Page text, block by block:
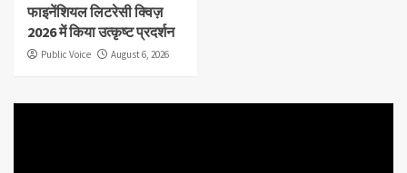
फाइनेंशियल लिटरेसी क्विज़
2026 में किया उत्कृष्ट प्रदर्शन
Public Voice August 6, 2026